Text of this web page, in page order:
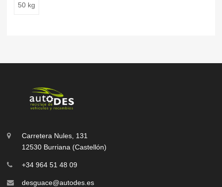
50 kg
Carretera Nules, 131
12530 Burriana (Castellón)
+34 964 51 48 09
desguace@autodes.es